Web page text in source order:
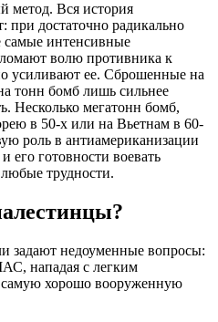
метод. Вся история
при достаточно радикально
самые интенсивные
волю противника к
усиливают ее. Сброшенные на
тонн бомб лишь сильнее
Несколько мегатонн бомб,
в 50-х или на Вьетнам в 60-
роль в антиамериканизации
его готовности воевать
трудности.
задают недоуменные вопросы:
нападая с легким
хорошо вооруженную